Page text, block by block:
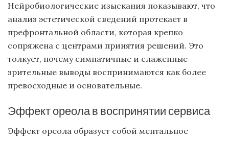
Нейробиологические изыскания показывают, что
анализ эстетической сведений протекает в
префронтальной области, которая крепко
сопряжена с центрами принятия решений. Это
толкует, почему симпатичные и слаженные
зрительные выводы воспринимаются как более
превосходные и основательные.
Эффект ореола в воспринятии сервиса
Эффект ореола образует собой ментальное